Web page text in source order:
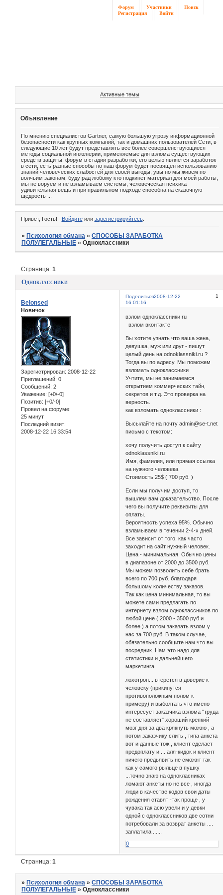
Форум Участники
Поиск
Регистрация
Войти
Активные темы
Объявление
По мнению специалистов Gartner, самую большую угрозу информационной
безопасности как крупных компаний, так и домашних пользователей Сети, в
следующие 10 лет будут представлять все более совершенствующиеся
методы социальной инженерии, применяемые для взлома существующих
средств защиты. форум в стадии разработки, его целью является заработок
в сети, есть разные способы но наш форум будет посвящен использованию
знаний человеческих слабостей для своей выгоды, увы но мы живем по
волчьим законам, буду рад любому кто подкинет материал для моей работы,
мы не воруем и не взламываем системы, человеческая психика
удивительная вещь и при правильном подходе способна на сказочную
щедрость ...
Привет, Гость! Войдитеили зарегистрируйтесь.
» Психология обмана »СПОСОБЫ ЗАРАБОТКА
ПОЛУЛЕГАЛЬНЫЕ »Одноклассники
Одноклассники
Страница:1
Поделиться 1
2008-12-22
16:01:16
Belonsed
Новичок
Зарегистрирован: 2008-12-22
Приглашений: 0
Сообщений: 2
Уважение: [+0/-0]
Позитив: [+0/-0]
Провел на форуме:
25 минут
Последний визит:
2008-12-22 16:33:54
взлом одноклассники ru
взлом вконтакте
Вы хотите узнать что ваша жена,
девушка, муж или друг - пишут
целый день на odnoklassniki.ru ?
Тогда вы по адресу. Мы поможем
взломать одноклассники
Учтите, мы не занимаемся
открытием коммерческих тайн,
секретов и т.д. Это проверка на
верность.
как взломать одноклассники :
Высылайте на почту admin@se-t.net
письмо с текстом:
хочу получить доступ к сайту
odnoklassniki.ru
Имя, фамилия, или прямая ссылка
на нужного человека.
Стоимость 25$ ( 700 руб. )
Если мы получим доступ, то
вышлем вам доказательство. После
чего вы получите реквизиты для
оплаты.
Вероятность успеха 95%. Обычно
взламываем в течении 2-4-х дней.
Все зависит от того, как часто
заходит на сайт нужный человек.
Цена - минимальная. Обычно цены
в диапазоне от 2000 до 3500 руб.
Мы можем позволить себе брать
всего по 700 руб. благодаря
большому количеству заказов.
Так как цена минимальная, то вы
можете сами предлагать по
интернету взлом одноклассников по
любой цене ( 2000 - 3500 руб и
более ) а потом заказать взлом у
нас за 700 руб. В таком случае,
обязательно сообщите нам что вы
посредник. Нам это надо для
статистики и дальнейшего
маркетинга.
лохотрон... втерется в доверие к
человеку (прикинутся
противоположным полом к
примеру) и выболтать что имено
интересует заказчика взлома "труда
не составляет" хороший крепкий
мозг дня за два крякнуть можно , а
потом заказчику слить , типа анкета
вот и данные тож , клиент сделает
предоплату и ... аля-кидок и клиент
ничего предьявить не сможнт так
как у самого рыльце в пушку
...точно знаю на однокласниках
ломают анкеты но не все , иногда
люди в качестве кодов свои даты
рождения ставят -так проще , у
чувака так асю увели и у девки
одной с одноклассников две сотни
потребовали за возврат анкеты ....
заплатила ......
0
Страница:1
»Психология обмана »СПОСОБЫ ЗАРАБОТКА
ПОЛУЛЕГАЛЬНЫЕ »Одноклассники